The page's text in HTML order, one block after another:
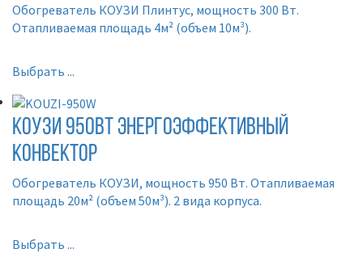
Обогреватель КОУЗИ Плинтус, мощность 300 Вт.
Отапливаемая площадь 4м² (объем 10м³).
Выбрать ...
КОУЗИ 950Вт Энергоэффективный
конвектор
Обогреватель КОУЗИ, мощность 950 Вт. Отапливаемая
площадь 20м² (объем 50м³). 2 вида корпуса.
Выбрать ...